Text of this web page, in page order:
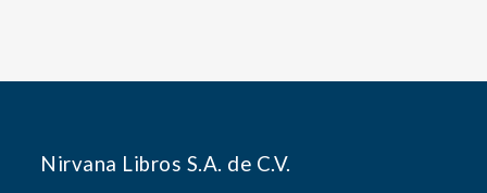
Nirvana Libros S.A. de C.V.